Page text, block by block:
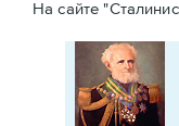
На сайте